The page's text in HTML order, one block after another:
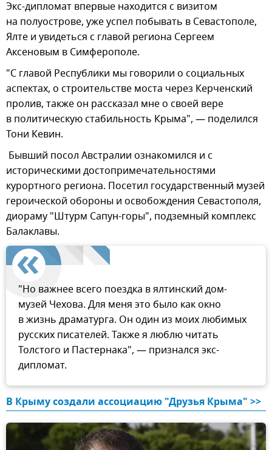
Экс-дипломат впервые находится с визитом
на полуострове, уже успел побывать в Севастополе,
Ялте и увидеться с главой региона Сергеем
Аксеновым в Симферополе.
"С главой Республики мы говорили о социальных
аспектах, о строительстве моста через Керченский
пролив, также он рассказал мне о своей вере
в политическую стабильность Крыма", — поделился
Тони Кевин.
Бывший посол Австралии ознакомился и с
историческими достопримечательностями
курортного региона. Посетил государственный музей
героической обороны и освобождения Севастополя,
диораму "Штурм Сапун-горы", подземный комплекс
Балаклавы.
"Но важнее всего поездка в ялтинский дом-
музей Чехова. Для меня это было как окно
в жизнь драматурга. Он один из моих любимых
русских писателей. Также я люблю читать
Толстого и Пастернака", — признался экс-
дипломат.
В Крыму создали ассоциацию "Друзья Крыма" >>